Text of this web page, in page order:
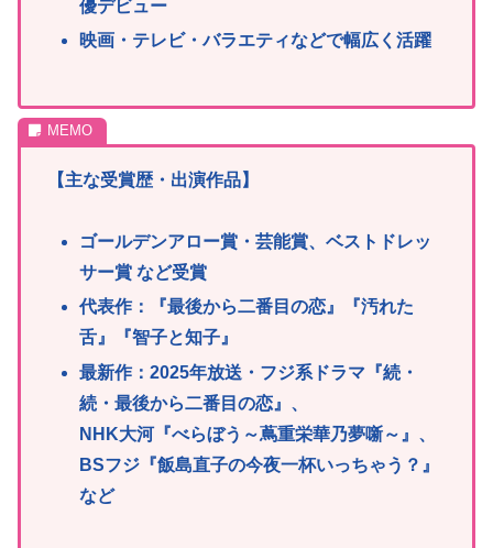
優デビュー
映画・テレビ・バラエティなどで幅広く活躍
【主な受賞歴・出演作品】
ゴールデンアロー賞・芸能賞、ベストドレッ
サー賞 など受賞
代表作：『最後から二番目の恋』『汚れた
舌』『智子と知子』
最新作：2025年放送・ フジ系 ドラマ『続・
続・最後から二番目の恋』、
NHK大河『べらぼう～蔦重栄華乃夢噺～』、
BSフジ『飯島直子の今夜一杯いっちゃう？』
など